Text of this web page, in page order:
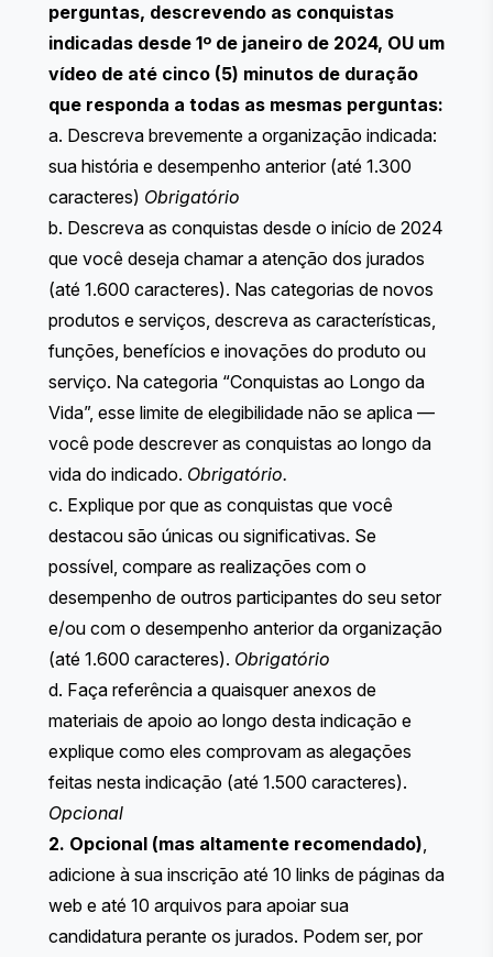
perguntas, descrevendo as conquistas
indicadas desde 1º de janeiro de 2024, OU um
vídeo de até cinco (5) minutos de duração
que responda a todas as mesmas perguntas:
a. Descreva brevemente a organização indicada:
sua história e desempenho anterior (até 1.300
caracteres) Obrigatório
b. Descreva as conquistas desde o início de 2024
que você deseja chamar a atenção dos jurados
(até 1.600 caracteres). ​​Nas categorias de novos
produtos e serviços, descreva as características,
funções, benefícios e inovações do produto ou
serviço. Na categoria “Conquistas ao Longo da
Vida”, esse limite de elegibilidade não se aplica —
você pode descrever as conquistas ao longo da
vida do indicado. Obrigatório.
c. Explique por que as conquistas que você
destacou são únicas ou significativas. Se
possível, compare as realizações com o
desempenho de outros participantes do seu setor
e/ou com o desempenho anterior da organização
(até 1.600 caracteres). Obrigatório
d. Faça referência a quaisquer anexos de
materiais de apoio ao longo desta indicação e
explique como eles comprovam as alegações
feitas nesta indicação (até 1.500 caracteres).
Opcional
2. Opcional (mas altamente recomendado),
adicione à sua inscrição até 10 links de páginas da
web e até 10 arquivos para apoiar sua
candidatura perante os jurados. Podem ser, por